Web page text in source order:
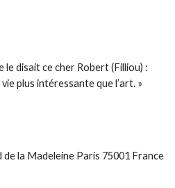
le disait ce cher Robert (Filliou) :
plus intéressante que l’art. »
la Madeleine Paris 75001 France